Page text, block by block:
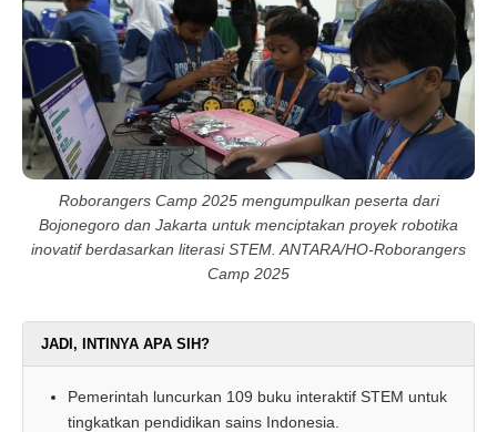
Roborangers Camp 2025 mengumpulkan peserta dari
Bojonegoro dan Jakarta untuk menciptakan proyek robotika
inovatif berdasarkan literasi STEM. ANTARA/HO-Roborangers
Camp 2025
JADI, INTINYA APA SIH?
Pemerintah luncurkan 109 buku interaktif STEM untuk
tingkatkan pendidikan sains Indonesia.